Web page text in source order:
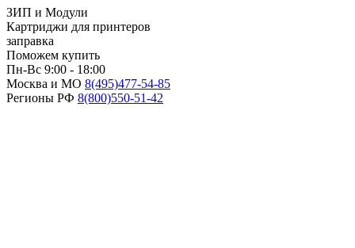
ЗИП и Модули
Картриджи для принтеров
заправка
Поможем купить
Пн-Вс 9:00 - 18:00
Москва и МО 8(495)477-54-85
Регионы РФ 8(800)550-51-42